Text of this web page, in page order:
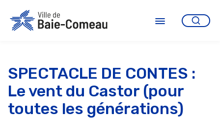
contenu
Ouvrir
SPECTACLE DE CONTES :
Le vent du Castor (pour
toutes les générations)